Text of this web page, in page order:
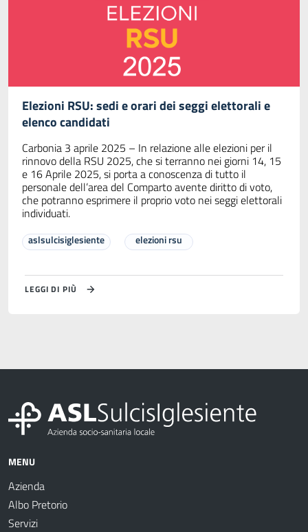
Elezioni RSU: sedi e orari dei seggi elettorali e
elenco candidati
Carbonia 3 aprile 2025 – In relazione alle elezioni per il
rinnovo della RSU 2025, che si terranno nei giorni 14, 15
e 16 Aprile 2025, si porta a conoscenza di tutto il
personale dell’area del Comparto avente diritto di voto,
che potranno esprimere il proprio voto nei seggi elettorali
individuati.
aslsulcisiglesiente elezioni rsu
LEGGI DI PIÙ
MENU
Azienda
Albo Pretorio
Servizi